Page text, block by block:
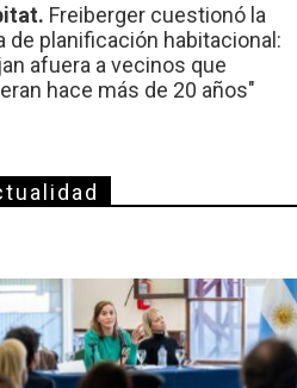
Freiberger cuestionó la
de planificación habitacional:
afuera a vecinos que
hace más de 20 años"